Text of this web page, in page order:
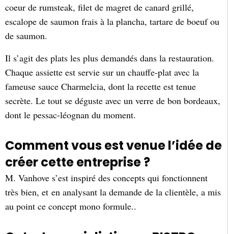
coeur de rumsteak, filet de magret de canard grillé,
escalope de saumon frais à la plancha, tartare de boeuf ou
de saumon.
Il s’agit des plats les plus demandés dans la restauration.
Chaque assiette est servie sur un chauffe-plat avec la
fameuse sauce Charmelcia, dont la recette est tenue
secrète. Le tout se déguste avec un verre de bon bordeaux,
dont le pessac-léognan du moment.
Comment vous est venue l’idée de
créer cette entreprise ?
M. Vanhove s’est inspiré des concepts qui fonctionnent
très bien, et en analysant la demande de la clientèle, a mis
au point ce concept mono formule..